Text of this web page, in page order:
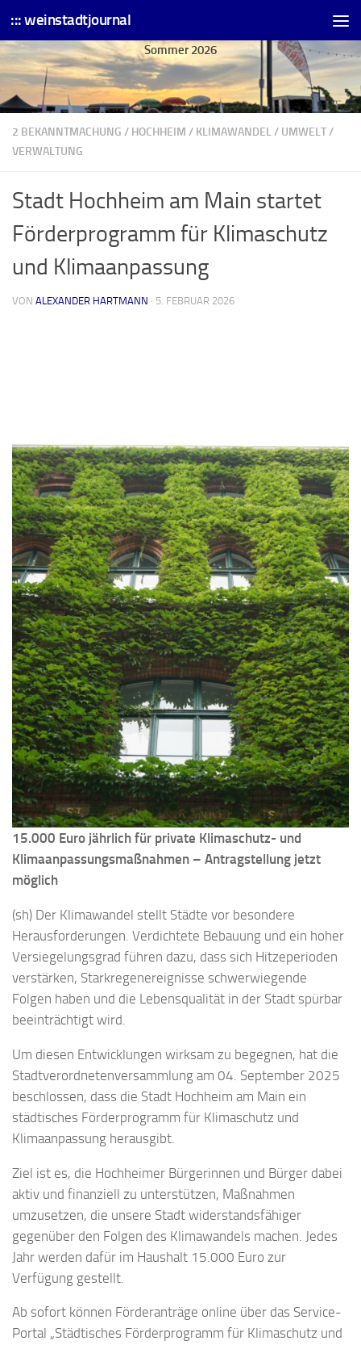
Skip to content
::: weinstadtjournal
Sommer 2026
2 BEKANNTMACHUNG / HOCHHEIM / KLIMAWANDEL/ UMWELT/
VERWALTUNG
Stadt Hochheim am Main startet
Förderprogramm für Klimaschutz
und Klimaanpassung
VON ALEXANDER HARTMANN · 5. FEBRUAR 2026
15.000 Euro jährlich für private Klimaschutz- und
Klimaanpassungsmaßnahmen – Antragstellung jetzt
möglich
(sh) Der Klimawandel stellt Städte vor besondere
Herausforderungen. Verdichtete Bebauung und ein hoher
Versiegelungsgrad führen dazu, dass sich Hitzeperioden
verstärken, Starkregenereignisse schwerwiegende
Folgen haben und die Lebensqualität in der Stadt spürbar
beeinträchtigt wird.
Um diesen Entwicklungen wirksam zu begegnen, hat die
Stadtverordnetenversammlung am 04. September 2025
beschlossen, dass die Stadt Hochheim am Main ein
städtisches Förderprogramm für Klimaschutz und
Klimaanpassung herausgibt.
Ziel ist es, die Hochheimer Bürgerinnen und Bürger dabei
aktiv und finanziell zu unterstützen, Maßnahmen
umzusetzen, die unsere Stadt widerstandsfähiger
gegenüber den Folgen des Klimawandels machen. Jedes
Jahr werden dafür im Haushalt 15.000 Euro zur
Verfügung gestellt.
Ab sofort können Förderanträge online über das Service-
Portal „Städtisches Förderprogramm für Klimaschutz und